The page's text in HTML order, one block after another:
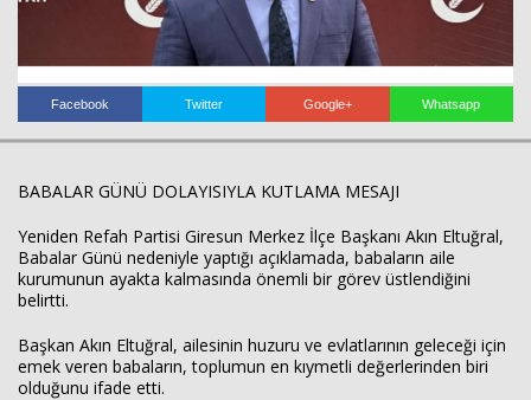
Facebook Twitter Google+ Whatsapp
BABALAR GÜNÜ DOLAYISIYLA KUTLAMA MESAJI
Yeniden Refah Partisi Giresun Merkez İlçe Başkanı Akın Eltuğral,
Babalar Günü nedeniyle yaptığı açıklamada, babaların aile
kurumunun ayakta kalmasında önemli bir görev üstlendiğini
belirtti.
Başkan Akın Eltuğral, ailesinin huzuru ve evlatlarının geleceği için
emek veren babaların, toplumun en kıymetli değerlerinden biri
olduğunu ifade etti.
Haberin Doğru Adresi.